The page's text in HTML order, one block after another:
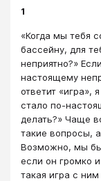
1
«Когда мы тебя
бассейну, для
неприятно?»
настоящему
ответит «игра»,
стало по-
делать?» Чаще
такие вопросы,
Возможно, мы
если он громко
такая игра с